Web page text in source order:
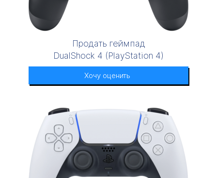
Продать геймпад
DualShock 4 (PlayStation 4)
Хочу оценить